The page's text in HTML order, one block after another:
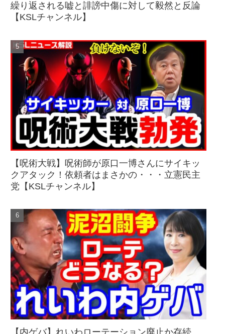
繰り返される嘘と誹謗中傷に対して毅然と反論
【KSLチャンネル】
【呪術大戦】呪術師が原口一博さんにサイキッ
クアタック！依頼者はまさかの・・・立憲民主
党【KSLチャンネル】